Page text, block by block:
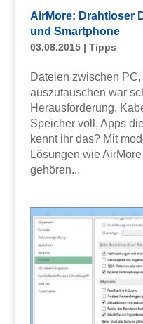
AirMore: Drahtloser
und Smartphone
03.08.2015| Tipps
Dateien zwischen
auszutauschen war
Herausforderung.
Speicher voll, Apps
kennt ihr das? Mit
Lösungen wie
gehören...